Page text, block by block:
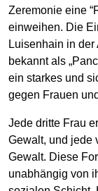
Zeremonie eine
einweihen. Die
Luisenhain in
bekannt als
ein starkes und
gegen Frauen
Jede dritte Frau
Gewalt, und jede
Gewalt. Diese
unabhängig von